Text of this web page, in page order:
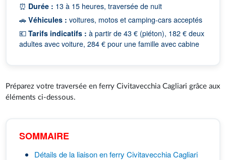
⏰ Durée : 13 à 15 heures, traversée de nuit
🚗Véhicules : voitures, motos et camping-cars acceptés
💶Tarifs indicatifs : à partir de 43 € (piéton), 182 € deux
adultes avec voiture, 284 € pour une famille avec cabine
Préparez votre traversée en ferry Civitavecchia Cagliari grâce aux
éléments ci-dessous.
SOMMAIRE
Détails de la liaison en ferry Civitavecchia Cagliari